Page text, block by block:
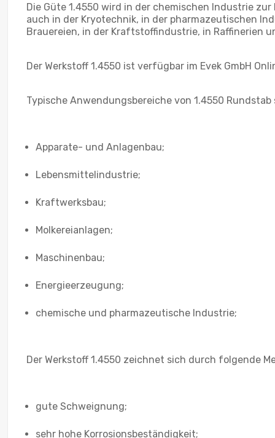
Die Güte 1.4550 wird in der chemischen Industrie
auch in der Kryotechnik, in der pharmazeutischen
Brauereien, in der Kraftstoffindustrie, in Raffinerien
Der Werkstoff 1.4550 ist verfügbar im Evek GmbH
Typische Anwendungsbereiche von 1.4550 Rundstab
Apparate- und Anlagenbau;
Lebensmittelindustrie;
Kraftwerksbau;
Molkereianlagen;
Maschinenbau;
Energieerzeugung;
chemische und pharmazeutische Industrie;
Der Werkstoff 1.4550 zeichnet sich durch folgende
gute Schweignung;
sehr hohe Korrosionsbeständigkeit;